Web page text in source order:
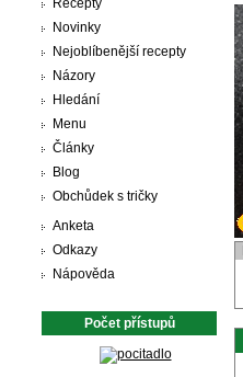
Recepty
Novinky
Nejoblíbenější recepty
Názory
Hledání
Menu
Články
Blog
Obchůdek s tričky
Anketa
Odkazy
Nápověda
Počet přístupů